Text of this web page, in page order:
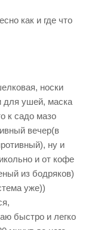
как и где что
носки
для ушей, маска
к садо мазо
вечер(в
ну и
и от кофе
из бодряков)
уже))
быстро и легко